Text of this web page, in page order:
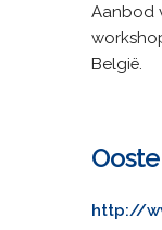
Aanbod
België.
http://